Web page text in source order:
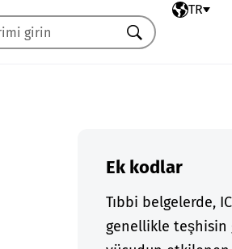
Seçili
TR
Ara
Ek kodlar
Tıbbi belgelerde,
genellikle